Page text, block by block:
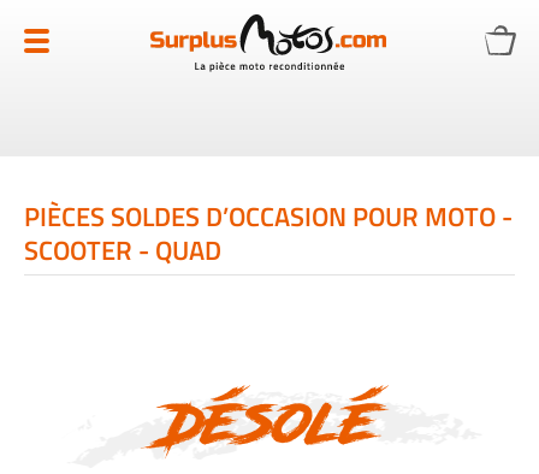
au
contenu
PIÈCES SOLDES D’OCCASION POUR MOTO -
SCOOTER - QUAD
Désolé